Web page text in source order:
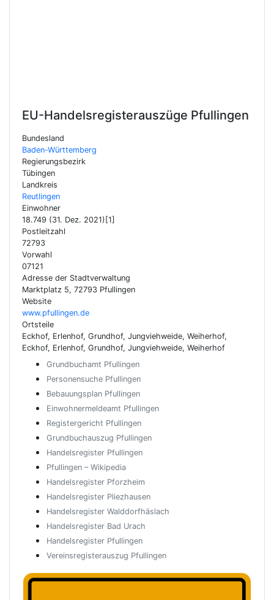
EU-Handelsregisterauszüge Pfullingen
Bundesland
Baden-Württemberg
Regierungsbezirk
Tübingen
Landkreis
Reutlingen
Einwohner
18.749 (31. Dez. 2021)[1]
Postleitzahl
72793
Vorwahl
07121
Adresse der Stadtverwaltung
Marktplatz 5, 72793 Pfullingen
Website
www.pfullingen.de
Ortsteile
Eckhof, Erlenhof, Grundhof, Jungviehweide, Weiherhof,
Eckhof, Erlenhof, Grundhof, Jungviehweide, Weiherhof
Grundbuchamt Pfullingen
Personensuche Pfullingen
Bebauungsplan Pfullingen
Einwohnermeldeamt Pfullingen
Registergericht Pfullingen
Grundbuchauszug Pfullingen
Handelsregister Pfullingen
Pfullingen – Wikipedia
Handelsregister Pforzheim
Handelsregister Pliezhausen
Handelsregister Walddorfhäslach
Handelsregister Bad Urach
Handelsregister Pfullingen
Vereinsregisterauszug Pfullingen